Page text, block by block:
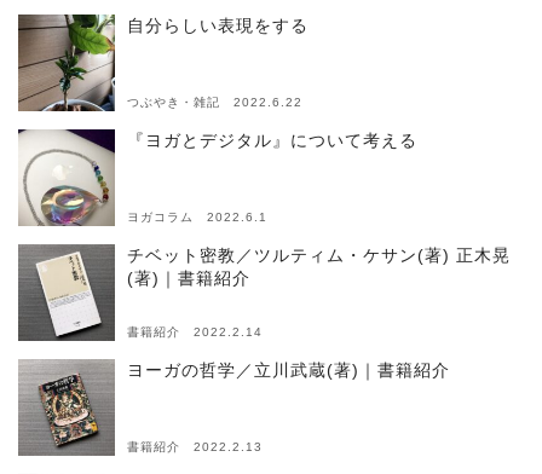
自分らしい表現をする
つぶやき・雑記 2022.6.22
『ヨガとデジタル』について考える
ヨガコラム 2022.6.1
チベット密教／ツルティム・ケサン(著) 正木晃
(著)｜書籍紹介
書籍紹介 2022.2.14
ヨーガの哲学／立川武蔵(著)｜書籍紹介
書籍紹介 2022.2.13